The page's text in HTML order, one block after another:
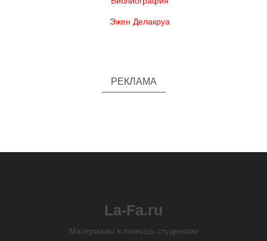
Эжен Делакруа
РЕКЛАМА
La-Fa.ru
Материалы в помощь студентам